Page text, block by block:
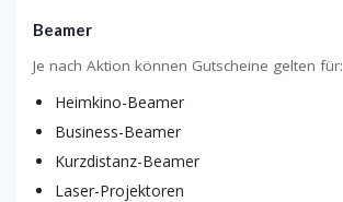
Beamer
Je nach Aktion können Gutscheine gelten für:
Heimkino-Beamer
Business-Beamer
Kurzdistanz-Beamer
Laser-Projektoren